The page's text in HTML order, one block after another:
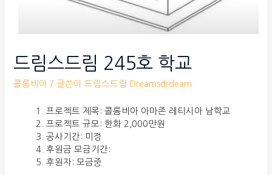
드림스드림 245호 학교
콜롬비아 / 글쓴이 드림스드림 Dreamsdrdeam
프로젝트 제목: 콜롬비아 아마존 레티시아 남학교
프로젝트 규모: 한화 2,000만원
공사기간: 미정
후원금 모금기간:
후원자: 모금중